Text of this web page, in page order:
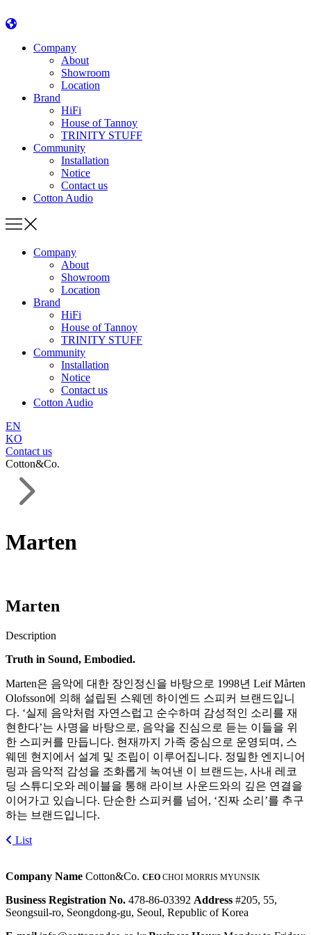
텐
Company
About
Showroom
Location
Brand
HiFi
House of Tannoy
TRINITY STUFF
Community
Installation
Notice
Contact us
Cotton Audio
Company
About
Showroom
Location
Brand
HiFi
House of Tannoy
TRINITY STUFF
Community
Installation
Notice
Contact us
Cotton Audio
EN
KO
Contact us
Cotton&Co.
Marten
Marten
Description
Truth in Sound, Embodied.
Marten은 음악에 대한 장인정신을 바탕으로 1998년 Leif Mårten
Olofsson에 의해 설립된 스웨덴 하이엔드 스피커 브랜드입니
다. ‘실제 음악처럼 자연스럽고 순수하며 감성적인 소리를 재
현한다’는 사명을 바탕으로, 음악을 진심으로 듣는 이들을 위
한 스피커를 만듭니다. 현재까지 가족 중심으로 운영되며, 스
웨덴 현지에서 설계 및 조립이 이루어집니다. 정밀한 엔지니어
링과 음악적 감성을 조화롭게 녹여낸 이 브랜드는, 사내 레코
딩 스튜디오와 레이블을 통해 라이브 사운드와의 깊은 연결을
이어가고 있습니다. 단순한 스피커를 넘어, ‘진짜 소리’를 추구
하는 브랜드입니다.
List
Company Name Cotton&Co. CEO CHOI MORRIS MYUNSIK
Business Registration No. 478-86-03392 Address #205, 55,
Seongsuil-ro, Seongdong-gu, Seoul, Republic of Korea